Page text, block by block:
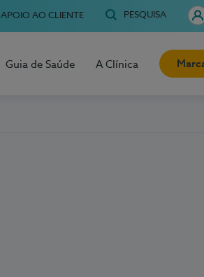
APOIO AO CLIENTE PESQUISA
Guia de Saúde A Clínica